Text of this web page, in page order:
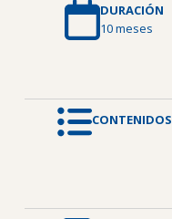
DURACIÓN
10 meses
CONTENIDOS